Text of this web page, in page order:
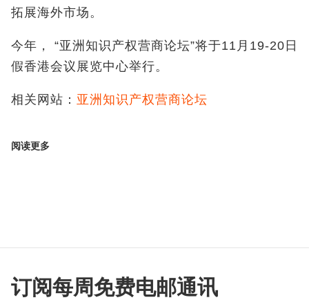
拓展海外市场。
今年， “亚洲知识产权营商论坛”将于11月19-20日
假香港会议展览中心举行。
相关网站： 亚洲知识产权营商论坛
阅读更多
订阅每周免费电邮通讯